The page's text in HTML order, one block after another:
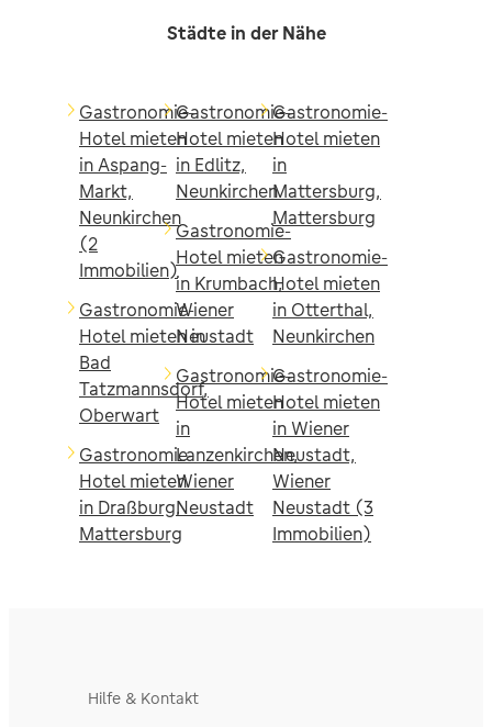
Städte in der Nähe
Gastronomie-
Hotel mieten
in Aspang-
Markt,
Neunkirchen
(2
Immobilien)
Gastronomie-
Hotel mieten in
Bad
Tatzmannsdorf,
Oberwart
Gastronomie-
Hotel mieten
in Draßburg,
Mattersburg
Gastronomie-
Hotel mieten
in Edlitz,
Neunkirchen
Gastronomie-
Hotel mieten
in Krumbach,
Wiener
Neustadt
Gastronomie-
Hotel mieten
in
Lanzenkirchen,
Wiener
Neustadt
Gastronomie-
Hotel mieten
in
Mattersburg,
Mattersburg
Gastronomie-
Hotel mieten
in Otterthal,
Neunkirchen
Gastronomie-
Hotel mieten
in Wiener
Neustadt,
Wiener
Neustadt (3
Immobilien)
Hilfe & Kontakt